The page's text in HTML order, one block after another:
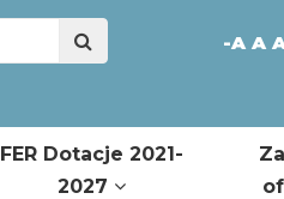
-A A
FER Dotacje 2021-
2027